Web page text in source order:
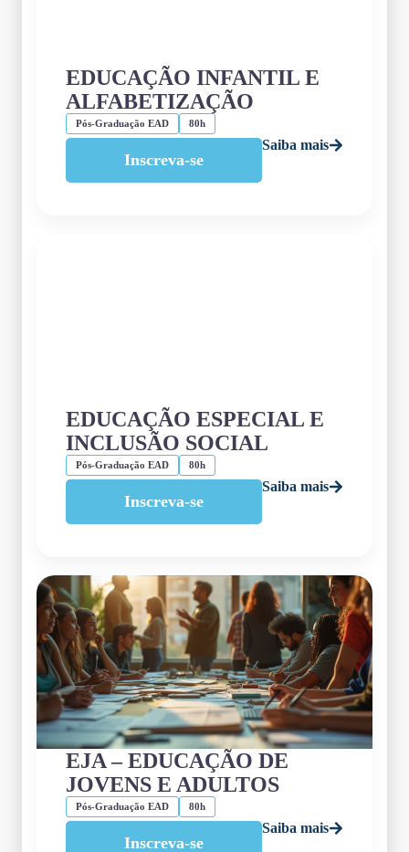
EDUCAÇÃO INFANTIL E
ALFABETIZAÇÃO
Pós-Graduação EAD 80h
Inscreva-se
Saiba mais
EDUCAÇÃO ESPECIAL E
INCLUSÃO SOCIAL
Pós-Graduação EAD 80h
Inscreva-se
Saiba mais
EJA – EDUCAÇÃO DE
JOVENS E ADULTOS
Pós-Graduação EAD 80h
Inscreva-se
Saiba mais